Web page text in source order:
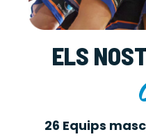
ELS
26 Equips